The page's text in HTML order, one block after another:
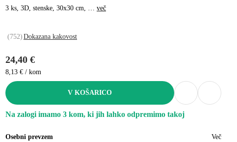
3 ks, 3D, stenske, 30x30 cm, … več
(752) Dokazana kakovost
24,40 €
8,13 € / kom
V KOŠARICO
Na zalogi imamo 3 kom, ki jih lahko odpremimo takoj
Osebni prevzem
Več